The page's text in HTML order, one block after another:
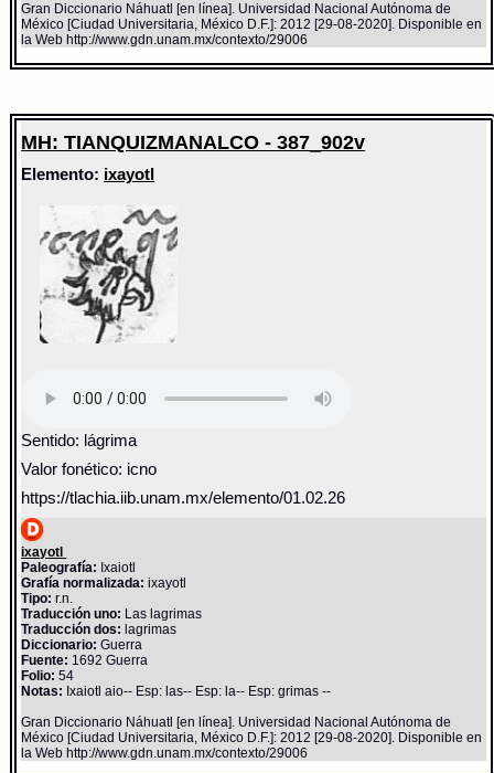
Gran Diccionario Náhuatl [en línea]. Universidad Nacional Autónoma de
México [Ciudad Universitaria, México D.F.]: 2012 [29-08-2020]. Disponible en
la Web http://www.gdn.unam.mx/contexto/29006
MH: TIANQUIZMANALCO - 387_902v
Elemento: ixayotl
Sentido: lágrima
Valor fonético: icno
https://tlachia.iib.unam.mx/elemento/01.02.26
ixayotl
Paleografía: Ixaiotl
Grafía normalizada: ixayotl
Tipo: r.n.
Traducción uno: Las lagrimas
Traducción dos: lagrimas
Diccionario:Guerra
Fuente: 1692 Guerra
Folio: 54
Notas: Ixaiotl aio-- Esp: las-- Esp: la-- Esp: grimas --
Gran Diccionario Náhuatl [en línea]. Universidad Nacional Autónoma de
México [Ciudad Universitaria, México D.F.]: 2012 [29-08-2020]. Disponible en
la Web http://www.gdn.unam.mx/contexto/29006